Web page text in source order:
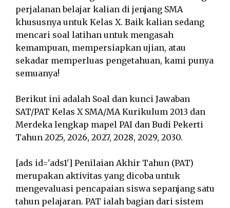
perjalanan belajar kalian di jenjang SMA
khususnya untuk Kelas X. Baik kalian sedang
mencari soal latihan untuk mengasah
kemampuan, mempersiapkan ujian, atau
sekadar memperluas pengetahuan, kami punya
semuanya!
Berikut ini adalah Soal dan kunci Jawaban
SAT/PAT Kelas X SMA/MA Kurikulum 2013 dan
Merdeka lengkap mapel PAI dan Budi Pekerti
Tahun 2025, 2026, 2027, 2028, 2029, 2030.
[ads id='ads1'] Penilaian Akhir Tahun (PAT)
merupakan aktivitas yang dicoba untuk
mengevaluasi pencapaian siswa sepanjang satu
tahun pelajaran. PAT ialah bagian dari sistem